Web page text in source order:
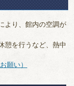
より、館内の空調が
憩を行うなど、熱中
願い）